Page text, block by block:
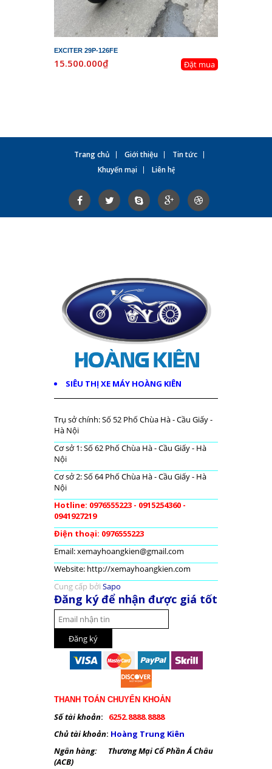
EXCITER 29P-126FE
15.500.000₫ Đặt mua
Trang chủ Giới thiệu
Tin tức
Khuyến mại
Liên hệ
SIÊU THỊ XE MÁY HOÀNG KIÊN
Trụ sở chính: Số 52 Phố Chùa Hà - Cầu Giấy -
Hà Nội
Cơ sở 1: Số 62 Phố Chùa Hà - Cầu Giấy - Hà
Nội
Cơ sở 2: Số 64 Phố Chùa Hà - Cầu Giấy - Hà
Nội
Hotline: 0976555223 - 0915254360 -
0941927219
Điện thoại: 0976555223
Email: xemayhoangkien@gmail.com
Website: http://xemayhoangkien.com
Cung cấp bởi Sapo
Đăng ký để nhận được giá tốt
THANH TOÁN CHUYỂN KHOẢN
Số tài khoản:
6252.8888.8888
Chủ tài khoản: Hoàng Trung Kiên
Ngân hàng: Thương Mại Cổ Phần Á Châu
(ACB)